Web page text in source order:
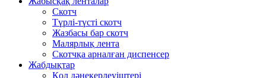
Скотч
Түрлі-түсті скотч
Жазбасы бар скотч
Малярлық лента
Скотчқа арналған диспенсер
Жабдықтар
Қол дәнекерлеуіштері